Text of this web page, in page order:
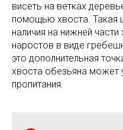
висеть на ветках
помощью хвоста. Такая
наличия на нижней
наростов в виде
это дополнительная
хвоста обезьяна может
пропитания.